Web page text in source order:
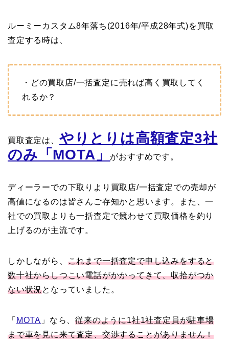
ルーミーカスタム8年落ち(2016年/平成28年式)を買取
査定する時は、
・どの買取店/一括査定に売れば高く買取してく
れるか？
買取査定は、 やりとりは高額査定3社
のみ「MOTA」
がおすすめです。
ディーラーでの下取りより買取店/一括査定での売却が
高値になるのは皆さんご存知かと思います。また、一
社での買取よりも一括査定で競わせて買取価格を釣り
上げるのが主流です。
しかしながら、 これまで一括査定で申し込みをすると
数十社からしつこい電話がかかってきて、収拾がつか
ない状況となっていました。
「 MOTA 」なら、従来のように1社1社査定員が駐車場
まで車を見に来て査定、交渉することがありません！